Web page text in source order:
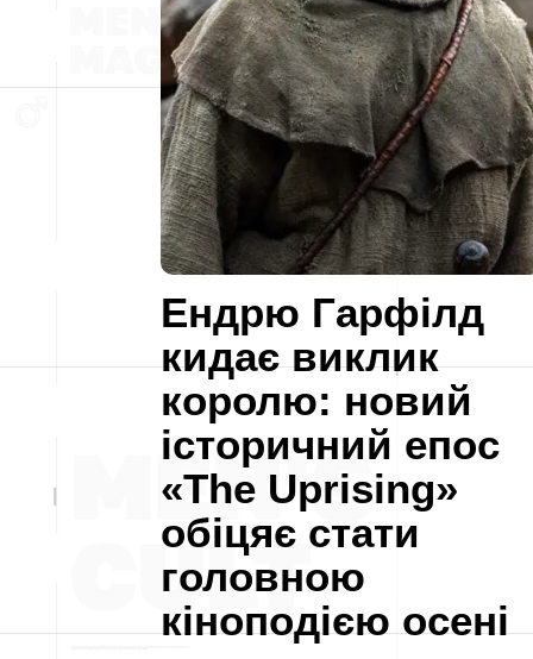
Ендрю Гарфілд
кидає виклик
королю: новий
історичний епос
«The Uprising»
обіцяє стати
головною
кіноподією осені